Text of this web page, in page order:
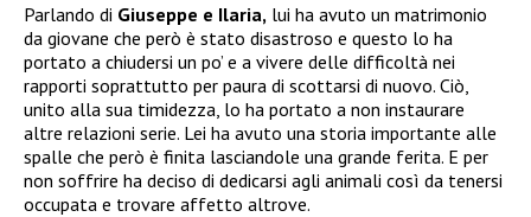
Parlando di Giuseppe e Ilaria, lui ha avuto un matrimonio
da giovane che però è stato disastroso e questo lo ha
portato a chiudersi un po’ e a vivere delle difficoltà nei
rapporti soprattutto per paura di scottarsi di nuovo. Ciò,
unito alla sua timidezza, lo ha portato a non instaurare
altre relazioni serie. Lei ha avuto una storia importante alle
spalle che però è finita lasciandole una grande ferita. E per
non soffrire ha deciso di dedicarsi agli animali così da tenersi
occupata e trovare affetto altrove.